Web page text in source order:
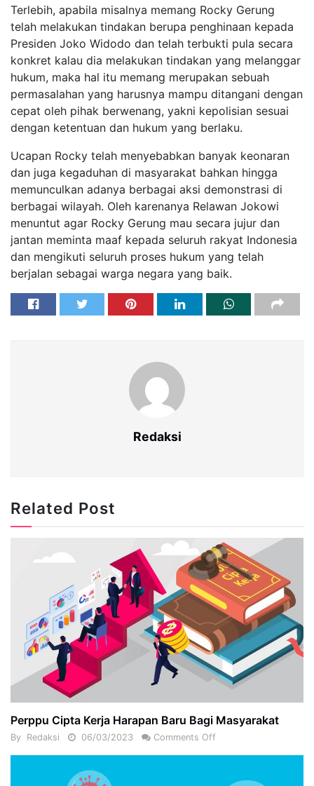
Terlebih, apabila misalnya memang Rocky Gerung
telah melakukan tindakan berupa penghinaan kepada
Presiden Joko Widodo dan telah terbukti pula secara
konkret kalau dia melakukan tindakan yang melanggar
hukum, maka hal itu memang merupakan sebuah
permasalahan yang harusnya mampu ditangani dengan
cepat oleh pihak berwenang, yakni kepolisian sesuai
dengan ketentuan dan hukum yang berlaku.
Ucapan Rocky telah menyebabkan banyak keonaran
dan juga kegaduhan di masyarakat bahkan hingga
memunculkan adanya berbagai aksi demonstrasi di
berbagai wilayah. Oleh karenanya Relawan Jokowi
menuntut agar Rocky Gerung mau secara jujur dan
jantan meminta maaf kepada seluruh rakyat Indonesia
dan mengikuti seluruh proses hukum yang telah
berjalan sebagai warga negara yang baik.
Redaksi
Related Post
Perppu Cipta Kerja Harapan Baru Bagi Masyarakat
By Redaksi 06/03/2023 Comments Off